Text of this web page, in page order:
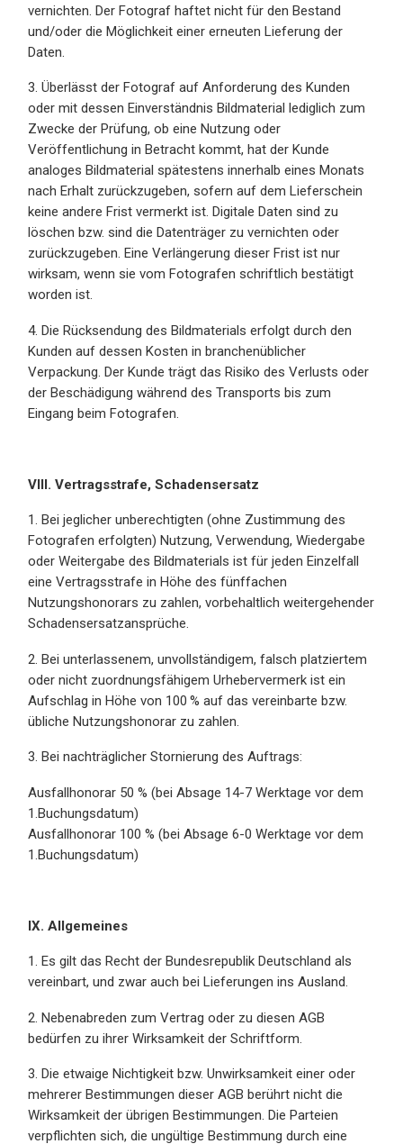
vernichten. Der Fotograf haftet nicht für den Bestand
und/oder die Möglichkeit einer erneuten Lieferung der
Daten.
3. Überlässt der Fotograf auf Anforderung des Kunden
oder mit dessen Einverständnis Bildmaterial lediglich zum
Zwecke der Prüfung, ob eine Nutzung oder
Veröffentlichung in Betracht kommt, hat der Kunde
analoges Bildmaterial spätestens innerhalb eines Monats
nach Erhalt zurückzugeben, sofern auf dem Lieferschein
keine andere Frist vermerkt ist. Digitale Daten sind zu
löschen bzw. sind die Datenträger zu vernichten oder
zurückzugeben. Eine Verlängerung dieser Frist ist nur
wirksam, wenn sie vom Fotografen schriftlich bestätigt
worden ist.
4. Die Rücksendung des Bildmaterials erfolgt durch den
Kunden auf dessen Kosten in branchenüblicher
Verpackung. Der Kunde trägt das Risiko des Verlusts oder
der Beschädigung während des Transports bis zum
Eingang beim Fotografen.
VIII. Vertragsstrafe, Schadensersatz
1. Bei jeglicher unberechtigten (ohne Zustimmung des
Fotografen erfolgten) Nutzung, Verwendung, Wiedergabe
oder Weitergabe des Bildmaterials ist für jeden Einzelfall
eine Vertragsstrafe in Höhe des fünffachen
Nutzungshonorars zu zahlen, vorbehaltlich weitergehender
Schadensersatzansprüche.
2. Bei unterlassenem, unvollständigem, falsch platziertem
oder nicht zuordnungsfähigem Urhebervermerk ist ein
Aufschlag in Höhe von 100 % auf das vereinbarte bzw.
übliche Nutzungshonorar zu zahlen.
3. Bei nachträglicher Stornierung des Auftrags:
Ausfallhonorar 50 % (bei Absage 14-7 Werktage vor dem
1.Buchungsdatum)
Ausfallhonorar 100 % (bei Absage 6-0 Werktage vor dem
1.Buchungsdatum)
IX. Allgemeines
1. Es gilt das Recht der Bundesrepublik Deutschland als
vereinbart, und zwar auch bei Lieferungen ins Ausland.
2. Nebenabreden zum Vertrag oder zu diesen AGB
bedürfen zu ihrer Wirksamkeit der Schriftform.
3. Die etwaige Nichtigkeit bzw. Unwirksamkeit einer oder
mehrerer Bestimmungen dieser AGB berührt nicht die
Wirksamkeit der übrigen Bestimmungen. Die Parteien
verpflichten sich, die ungültige Bestimmung durch eine